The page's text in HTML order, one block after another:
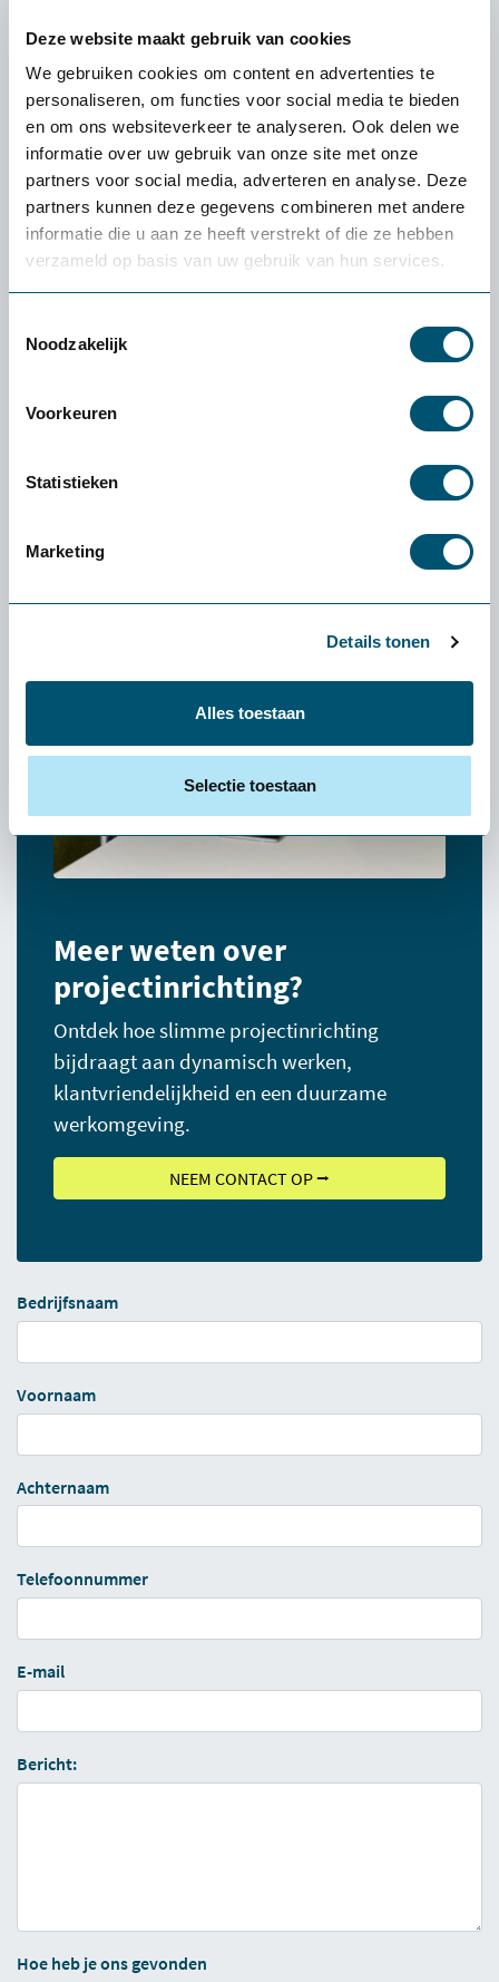
Deze website maakt gebruik van cookies
We gebruiken cookies om content en advertenties te
personaliseren, om functies voor social media te bieden
en om ons websiteverkeer te analyseren. Ook delen we
informatie over uw gebruik van onze site met onze
partners voor social media, adverteren en analyse. Deze
partners kunnen deze gegevens combineren met andere
informatie die u aan ze heeft verstrekt of die ze hebben
verzameld op basis van uw gebruik van hun services.
Noodzakelijk
Voorkeuren
Statistieken
Marketing
Details tonen
Alles toestaan
Selectie toestaan
Ruimte voor flexibel overleg
In de centrale hal zijn akoestische zitjes geplaatst
waar bezoekers rustig kunnen overleggen met een
ambtenaar, zonder dat daarvoor een
vergaderruimte nodig is.
Daarnaast is een bartafel geplaatst met
eenvoudig met een laptop of tablet zaken kunnen
Meer weten over
projectinrichting?
Ontdek hoe slimme projectinrichting
bijdraagt aan dynamisch werken,
klantvriendelijkheid en een duurzame
werkomgeving.
NEEM CONTACT OP ⭢
Bedrijfsnaam
Voornaam
Achternaam
Telefoonnummer
E-mail
Bericht:
Hoe heb je ons gevonden